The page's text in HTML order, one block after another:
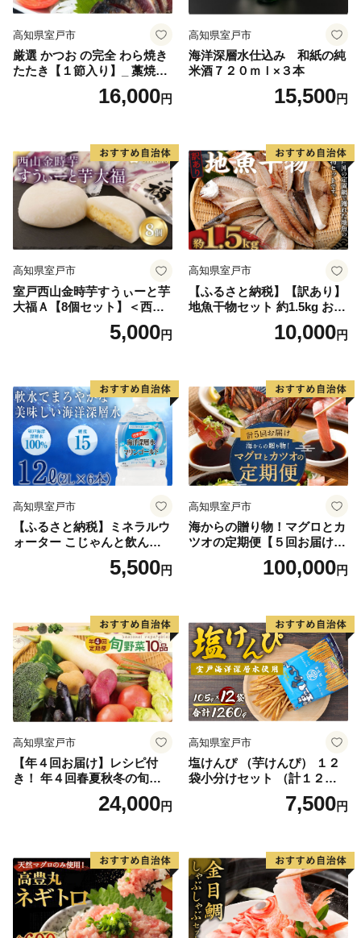
高知県室戸市
厳選 かつお の完全 わら焼き
たたき【１節入り】_ 藁焼き
カツオ 鰹 高知 かつおのたた
き 正規品（ not 訳あり ）
16,000円
高知県室戸市
海洋深層水仕込み 和紙の純
米酒７２０ｍｌ×３本
15,500円
高知県室戸市
室戸西山金時芋すうぃーと芋
大福Ａ【8個セット】＜西山
金時芋餡・濃厚クリーム・羽
二重餅・室戸市限定品＞
5,000円
高知県室戸市
【ふるさと納税】【訳あり】
地魚干物セット 約1.5kg お楽
しみ 干物 おかず おつまみ 魚
魚介類 惣菜 傷あり ご家庭用
10,000円
高知県室戸市
【ふるさと納税】ミネラルウ
ォーター こじゃんと飲んで
みんかよセット 2L×6本 硬度
15 水 ペットボトル マリンゴ
5,500円
高知県室戸市
海からの贈り物！マグロとカ
ツオの定期便【５回お届け】
海鮮 魚 刺身 まぐろ 鮪 かつ
お 鰹 たたき 高知100,000円
高知県室戸市
【年４回お届け】レシピ付
き！ 年４回春夏秋冬の旬野
菜１０品お届け定期便
24,000円
高知県室戸市
塩けんぴ （芋けんぴ） １２
袋小分けセット （計１２６
０ｇ） 【室戸海洋深層水使
用】 和菓子 常温 人気 小袋
7,500円